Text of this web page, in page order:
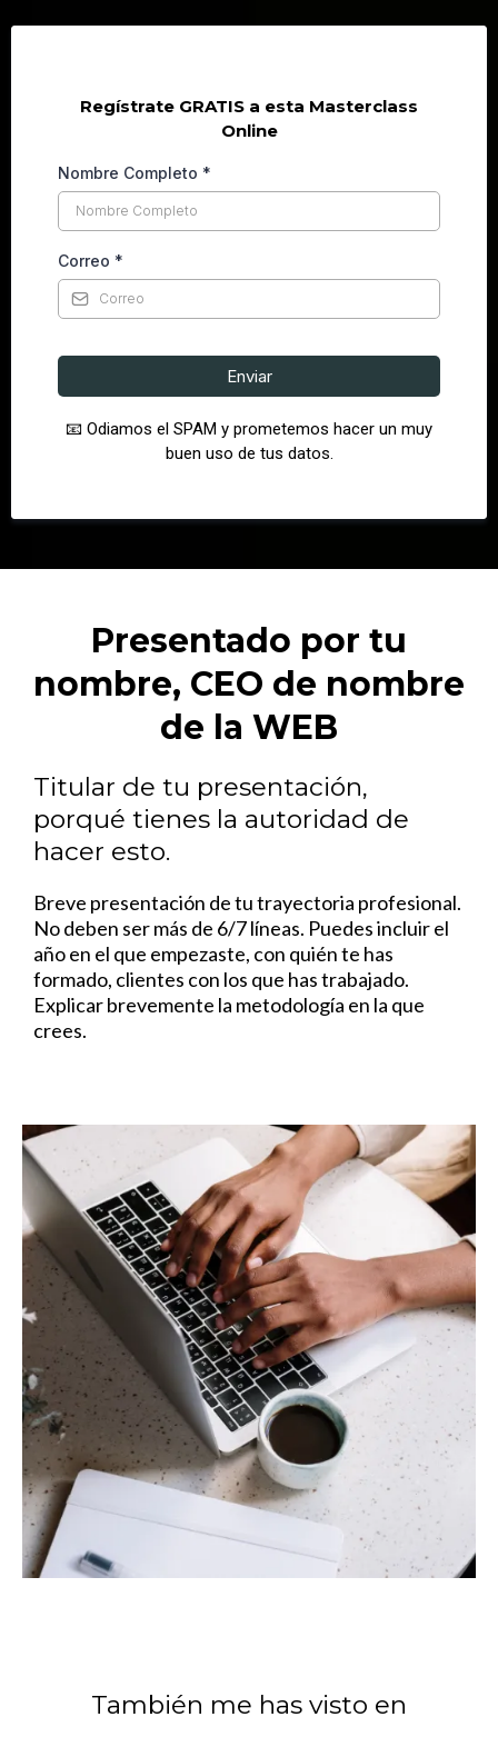
Regístrate GRATIS a esta Masterclass
Online
Nombre Completo *
Correo *
Enviar
📧 Odiamos el SPAM y prometemos hacer un muy
buen uso de tus datos.
Presentado por tu
nombre, CEO de nombre
de la WEB
Titular de tu presentación,
porqué tienes la autoridad de
hacer esto.
Breve presentación de tu trayectoria profesional.
No deben ser más de 6/7 líneas. Puedes incluir el
año en el que empezaste, con quién te has
formado, clientes con los que has trabajado.
Explicar brevemente la metodología en la que
crees.
También me has visto en